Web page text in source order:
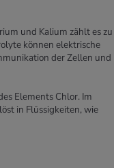
und Kalium zählt es zu
können elektrische
der Zellen und
Elements Chlor. Im
in Flüssigkeiten, wie